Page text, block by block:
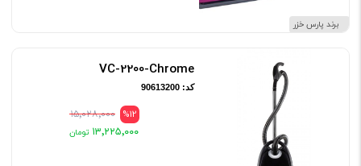
برند پارس خزر
VC-2200-Chrome
کد: 90613200
%12 ۱۵٬۰۲۸٬۰۰۰
۱۳٬۲۲۵٬۰۰۰